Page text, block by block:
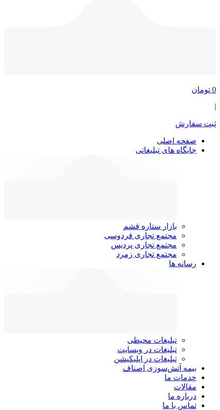
0 تومان
|
ثبت سفارش
صفحه اصلی
جایگاه های تبلیغاتی
بازار ستاره قشم
مجتمع تجاری فردوسی
مجتمع تجاری پردیس
مجتمع تجاری زمرد
رسانه ها
تبلیغات محیطی
تبلیغات در وبسایت
تبلیغات در اپلیکیشن
بیمه آتش‌سوزی اصناف
خدمات ما
مقالات
درباره ما
تماس با ما